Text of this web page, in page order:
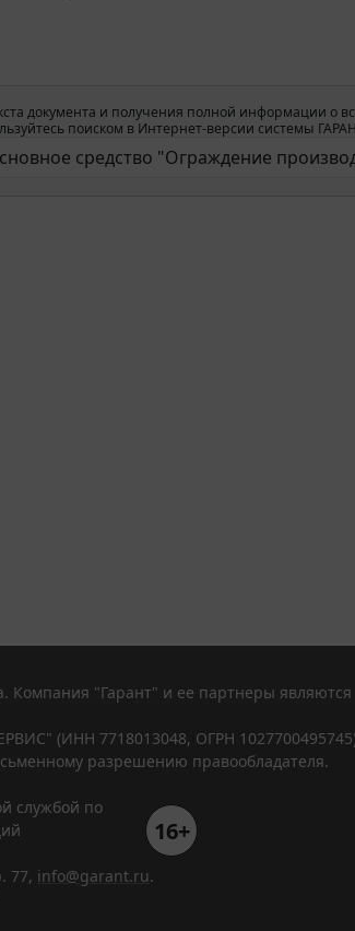
документа и получения полной информации о
поиском в Интернет-версии системы
Компания "Гарант" и ее партнеры являются
(ИНН 7718013048, ОГРН
разрешению правообладателя.
службой по
16+
77, info@garant.ru.